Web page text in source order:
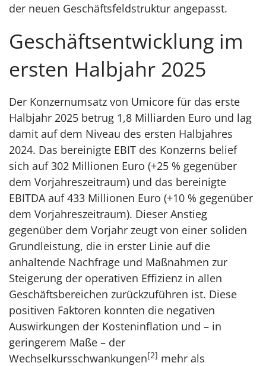
der neuen Geschäftsfeldstruktur angepasst.
Geschäftsentwicklung im
ersten Halbjahr 2025
Der Konzernumsatz von Umicore für das erste
Halbjahr 2025 betrug 1,8 Milliarden Euro und lag
damit auf dem Niveau des ersten Halbjahres
2024. Das bereinigte EBIT des Konzerns belief
sich auf 302 Millionen Euro (+25 % gegenüber
dem Vorjahreszeitraum) und das bereinigte
EBITDA auf 433 Millionen Euro (+10 % gegenüber
dem Vorjahreszeitraum). Dieser Anstieg
gegenüber dem Vorjahr zeugt von einer soliden
Grundleistung, die in erster Linie auf die
anhaltende Nachfrage und Maßnahmen zur
Steigerung der operativen Effizienz in allen
Geschäftsbereichen zurückzuführen ist. Diese
positiven Faktoren konnten die negativen
Auswirkungen der Kosteninflation und – in
geringerem Maße – der
Wechselkursschwankungen[2] mehr als